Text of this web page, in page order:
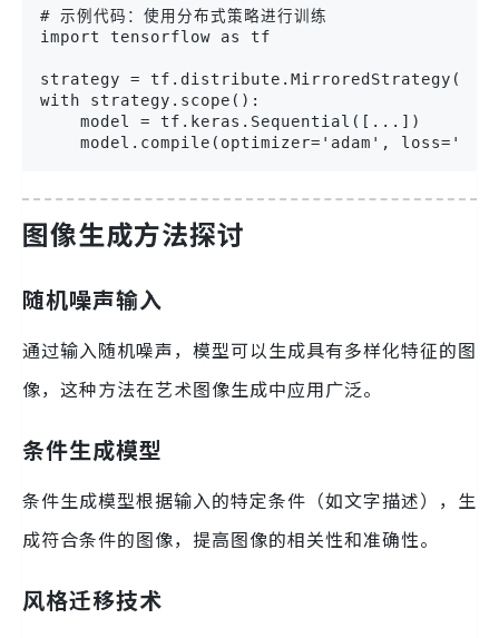
# 示例代码：使用分布式策略进行训练
import tensorflow as tf
strategy = tf.distribute.MirroredStrategy()
with strategy.scope():
    model = tf.keras.Sequential([...])
model.compile(optimizer='adam',
图像生成方法探讨
随机噪声输入
通过输入随机噪声，模型可以生成具有多样化特征的图
像，这种方法在艺术图像生成中应用广泛。
条件生成模型
条件生成模型根据输入的特定条件（如文字描述），生
成符合条件的图像，提高图像的相关性和准确性。
风格迁移技术